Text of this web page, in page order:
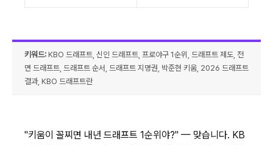
키워드: KBO 드래프트, 신인 드래프트, 프로야구 1순위, 드래프트 제도, 전
면 드래프트, 드래프트 순서, 드래프트 지명권, 박준현 키움, 2026 드래프트
결과, KBO 드래프트란
"키움이 꼴찌면 내년 드래프트 1순위야?" — 맞습니다. KB